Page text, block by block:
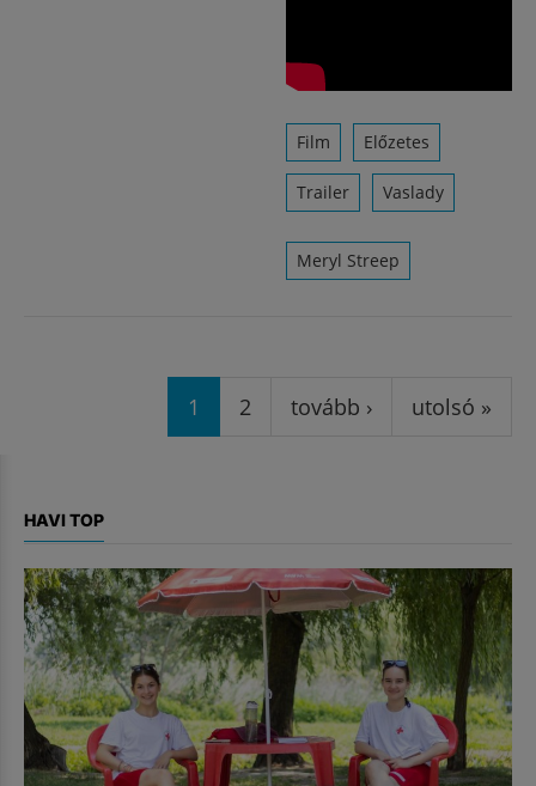
Film Előzetes
Trailer Vaslady
Meryl Streep
1 2 tovább › utolsó »
HAVI TOP